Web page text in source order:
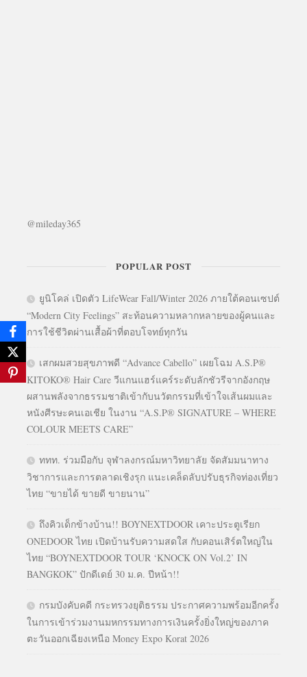
@mileday365
POPULAR POST
ยูนิโคล่ เปิดตัว LifeWear Fall/Winter 2026 ภายใต้คอนเซปต์
“Modern City Feelings” สะท้อนความหลากหลายของผู้คนและ
การใช้ชีวิตผ่านเสื้อผ้าที่ตอบโจทย์ทุกวัน
เสกผมสวยสุขภาพดี “Advance Cabello” เผยโฉม A.S.P®
KITOKO® Hair Care วีแกนแฮร์แคร์ระดับลักชัวรีจากอังกฤษ
ผสานพลังจากธรรมชาติเข้ากับนวัตกรรมที่เข้าใจเส้นผมและ
หนังศีรษะคนเอเชีย ในงาน “A.S.P® SIGNATURE – WHERE
COLOUR MEETS CARE”
ททท. ร่วมมือกับ จุฬาลงกรณ์มหาวิทยาลัย จัดสัมมนาทาง
วิชาการและการตลาดเชิงรุก แนะเคล็ดลับปรับธุรกิจท่องเที่ยว
ไทย “ขายได้ ขายดี ขายนาน”
ถึงคิวเด็กข้างบ้าน!! BOYNEXTDOOR เคาะประตูเรียก
ONEDOOR ไทย เปิดบ้านรับความสดใส กับคอนเสิร์ตใหญ่ใน
ไทย “BOYNEXTDOOR TOUR ‘KNOCK ON Vol.2’ IN
BANGKOK” ปักดีเดย์ 30 ม.ค. ปีหน้า!!
กรมบังคับคดี กระทรวงยุติธรรม ประกาศความพร้อมอีกครั้ง
ในการเข้าร่วมงานมหกรรมทางการเงินครั้งยิ่งใหญ่ของภาค
ตะวันออกเฉียงเหนือ Money Expo Korat 2026